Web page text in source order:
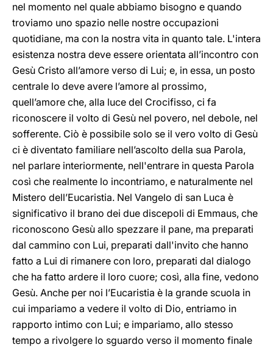
nel momento nel quale abbiamo bisogno e quando
troviamo uno spazio nelle nostre occupazioni
quotidiane, ma con la nostra vita in quanto tale. L'intera
esistenza nostra deve essere orientata all’incontro con
Gesù Cristo all’amore verso di Lui; e, in essa, un posto
centrale lo deve avere l’amore al prossimo,
quell’amore che, alla luce del Crocifisso, ci fa
riconoscere il volto di Gesù nel povero, nel debole, nel
sofferente. Ciò è possibile solo se il vero volto di Gesù
ci è diventato familiare nell’ascolto della sua Parola,
nel parlare interiormente, nell'entrare in questa Parola
così che realmente lo incontriamo, e naturalmente nel
Mistero dell’Eucaristia. Nel Vangelo di san Luca è
significativo il brano dei due discepoli di Emmaus, che
riconoscono Gesù allo spezzare il pane, ma preparati
dal cammino con Lui, preparati dall'invito che hanno
fatto a Lui di rimanere con loro, preparati dal dialogo
che ha fatto ardere il loro cuore; così, alla fine, vedono
Gesù. Anche per noi l’Eucaristia è la grande scuola in
cui impariamo a vedere il volto di Dio, entriamo in
rapporto intimo con Lui; e impariamo, allo stesso
tempo a rivolgere lo sguardo verso il momento finale